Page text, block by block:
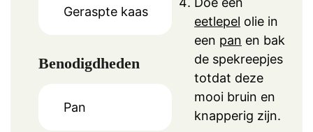
Geraspte kaas
Benodigdheden
Pan
eetlepel olie in
een pan en bak
de spekreepjes
totdat deze
mooi bruin en
knapperig zijn.